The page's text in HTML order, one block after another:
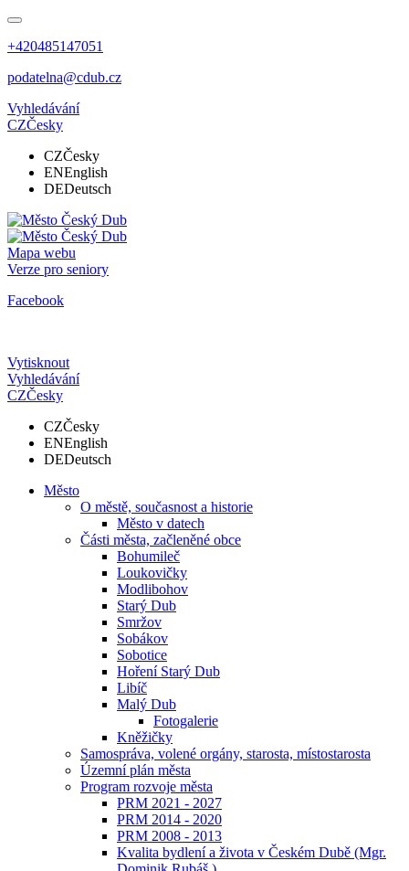
+420485147051
podatelna@cdub.cz
Vyhledávání
CZČesky
CZČesky
ENEnglish
DEDeutsch
Mapa webu
Verze pro seniory
Facebook
Vytisknout
Vyhledávání
CZČesky
CZČesky
ENEnglish
DEDeutsch
Město
O městě, současnost a historie
Město v datech
Části města, začleněné obce
Bohumileč
Loukovičky
Modlibohov
Starý Dub
Smržov
Sobákov
Sobotice
Hoření Starý Dub
Libíč
Malý Dub
Fotogalerie
Kněžičky
Samospráva, volené orgány, starosta, místostarosta
Územní plán města
Program rozvoje města
PRM 2021 - 2027
PRM 2014 - 2020
PRM 2008 - 2013
Kvalita bydlení a života v Českém Dubě (Mgr.